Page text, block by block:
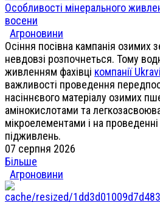
Особливості мінерального
восени
Агроновини
Осіння посівна кампанія озимих
невдовзі розпочнеться. Тому
живленням фахівці компанії
важливості проведення
насіннєвого матеріалу озимих
амінокислотами та
мікроелементами і на
підживлень.
07 серпня 2026
Більше
Агроновини